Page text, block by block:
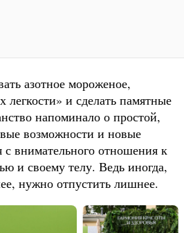
азотное мороженое,
легкости» и сделать памятные
напоминало о простой,
возможности и новые
с внимательного отношения к
и своему телу. Ведь иногда,
нужно отпустить лишнее.